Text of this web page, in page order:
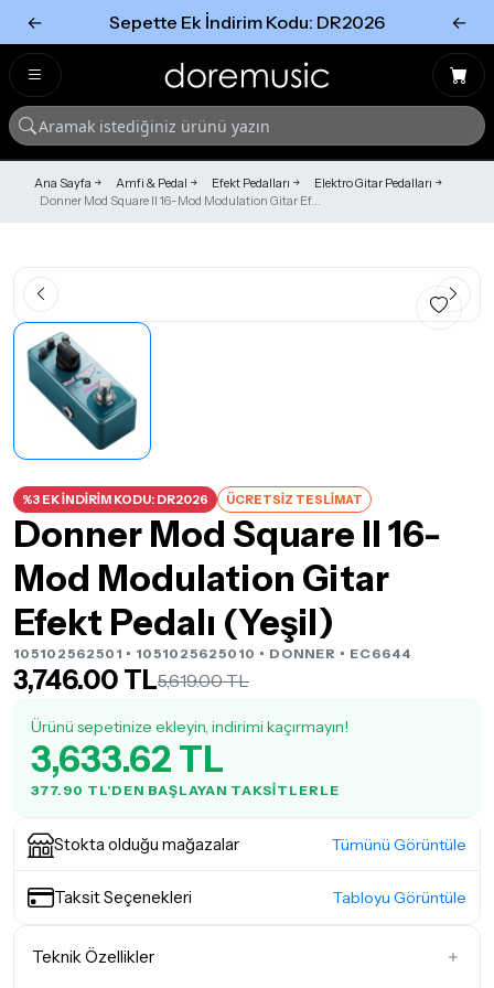
← Sepette Ek İndirim Kodu: DR2026 ←
Ana Sayfa Amfi & Pedal Efekt Pedalları
Elektro Gitar Pedalları
Donner Mod Square II 16-Mod Modulation Gitar Ef...
%3 EK İNDİRİM KODU: DR2026 ÜCRETSİZ TESLİMAT
Donner Mod Square II 16-
Mod Modulation Gitar
Efekt Pedalı (Yeşil)
105102562501 • 1051025625010 • DONNER • EC6644
3,746.00 TL5,619.00 TL
Ürünü sepetinize ekleyin, indirimi kaçırmayın!
3,633.62 TL
377.90 TL'DEN BAŞLAYAN TAKSITLERLE
Stokta olduğu mağazalar Tümünü Görüntüle
Taksit Seçenekleri Tabloyu Görüntüle
Teknik Özellikler
Tümünü Gör
Tümünü gör